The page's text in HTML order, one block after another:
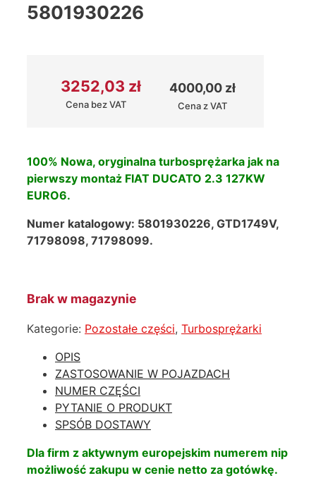
5801930226
3252,03 zł
Cena bez VAT
4000,00 zł
Cena z VAT
100% Nowa, oryginalna turbosprężarka jak na
pierwszy montaż FIAT DUCATO 2.3 127KW
EURO6.
Numer katalogowy: 5801930226, GTD1749V,
71798098, 71798099.
Brak w magazynie
Kategorie: Pozostałe części, Turbosprężarki
OPIS
ZASTOSOWANIE W POJAZDACH
NUMER CZĘŚCI
PYTANIE O PRODUKT
SPSÓB DOSTAWY
Dla firm z aktywnym europejskim numerem nip
możliwość zakupu w cenie netto za gotówkę.